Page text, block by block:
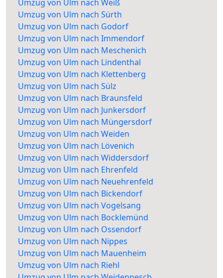
Umzug von Ulm nach Weiß
Umzug von Ulm nach Sürth
Umzug von Ulm nach Godorf
Umzug von Ulm nach Immendorf
Umzug von Ulm nach Meschenich
Umzug von Ulm nach Lindenthal
Umzug von Ulm nach Klettenberg
Umzug von Ulm nach Sülz
Umzug von Ulm nach Braunsfeld
Umzug von Ulm nach Junkersdorf
Umzug von Ulm nach Müngersdorf
Umzug von Ulm nach Weiden
Umzug von Ulm nach Lövenich
Umzug von Ulm nach Widdersdorf
Umzug von Ulm nach Ehrenfeld
Umzug von Ulm nach Neuehrenfeld
Umzug von Ulm nach Bickendorf
Umzug von Ulm nach Vogelsang
Umzug von Ulm nach Bocklemünd
Umzug von Ulm nach Ossendorf
Umzug von Ulm nach Nippes
Umzug von Ulm nach Mauenheim
Umzug von Ulm nach Riehl